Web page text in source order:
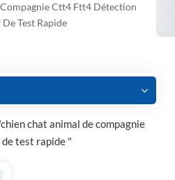
Ctt4 Ftt4 Détection
Test Rapide
chat animal de compagnie
test rapide "